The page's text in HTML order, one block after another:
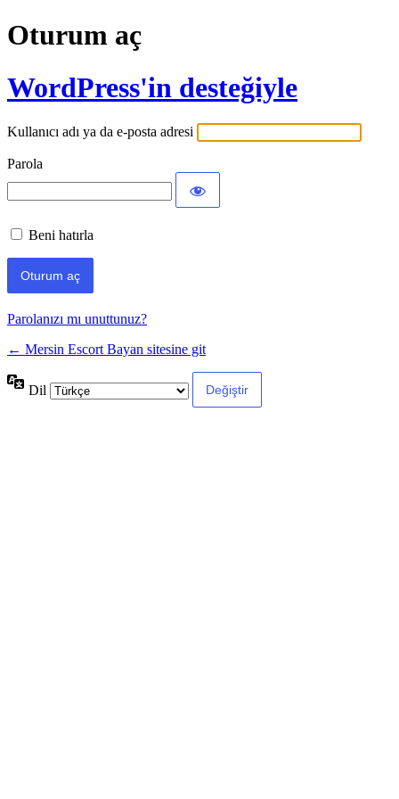
Oturum aç
WordPress'in desteğiyle
Kullanıcı adı ya da e-posta adresi
Parola
Beni hatırla
Parolanızı mı unuttunuz?
← Mersin Escort Bayan sitesine git
Dil